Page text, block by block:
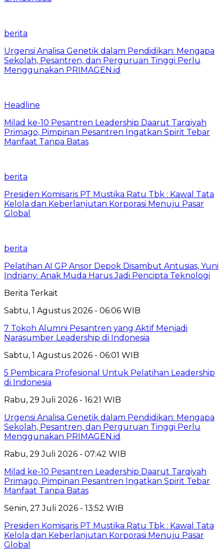
berita
Urgensi Analisa Genetik dalam Pendidikan: Mengapa
Sekolah, Pesantren, dan Perguruan Tinggi Perlu
Menggunakan PRIMAGEN.id
Headline
Milad ke-10 Pesantren Leadership Daarut Tarqiyah
Primago, Pimpinan Pesantren Ingatkan Spirit Tebar
Manfaat Tanpa Batas
berita
Presiden Komisaris PT Mustika Ratu Tbk : Kawal Tata
Kelola dan Keberlanjutan Korporasi Menuju Pasar
Global
berita
Pelatihan AI GP Ansor Depok Disambut Antusias, Yuni
Indriany: Anak Muda Harus Jadi Pencipta Teknologi
Berita Terkait
Sabtu, 1 Agustus 2026 - 06:06 WIB
7 Tokoh Alumni Pesantren yang Aktif Menjadi
Narasumber Leadership di Indonesia
Sabtu, 1 Agustus 2026 - 06:01 WIB
5 Pembicara Profesional Untuk Pelatihan Leadership
di Indonesia
Rabu, 29 Juli 2026 - 16:21 WIB
Urgensi Analisa Genetik dalam Pendidikan: Mengapa
Sekolah, Pesantren, dan Perguruan Tinggi Perlu
Menggunakan PRIMAGEN.id
Rabu, 29 Juli 2026 - 07:42 WIB
Milad ke-10 Pesantren Leadership Daarut Tarqiyah
Primago, Pimpinan Pesantren Ingatkan Spirit Tebar
Manfaat Tanpa Batas
Senin, 27 Juli 2026 - 13:52 WIB
Presiden Komisaris PT Mustika Ratu Tbk : Kawal Tata
Kelola dan Keberlanjutan Korporasi Menuju Pasar
Global